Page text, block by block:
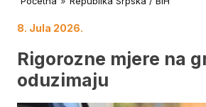
8. Jula 2026.
Rigorozne mjere na
oduzimaju